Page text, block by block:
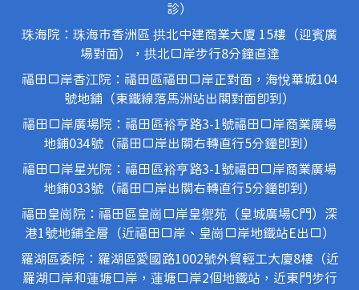
診）
珠海院：珠海市香洲區 拱北中建商業大廈 15樓（迎賓廣
場對面），拱北口岸步行8分鐘直達
福田口岸香江院：福田區福田口岸正對面，海悅華城104
號地鋪（東鐵線落馬洲站出關對面即到）
福田口岸廣場院：福田區裕亨路3-1號福田口岸商業廣場
地鋪034號（福田口岸出關右轉直行5分鐘即到）
福田口岸星光院：福田區裕亨路3-1號福田口岸商業廣場
地鋪033號（福田口岸出關右轉直行5分鐘即到）
福田皇崗院：福田區皇崗口岸皇禦苑（皇城廣場C門）深
港1號地鋪全層（近福田口岸、皇崗口岸地鐵站E出口）
羅湖區委院：羅湖區愛國路1002號外貿輕工大廈8樓（近
羅湖口岸和蓮塘口岸，蓮塘口岸2個地鐵站，近東門步行